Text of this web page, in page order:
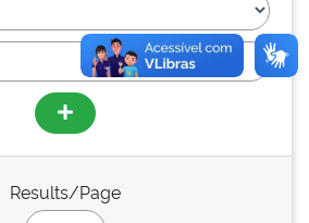
Results/Page